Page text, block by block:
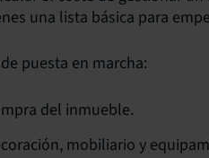
una lista básica para
puesta en marcha:
del inmueble.
mobiliario y